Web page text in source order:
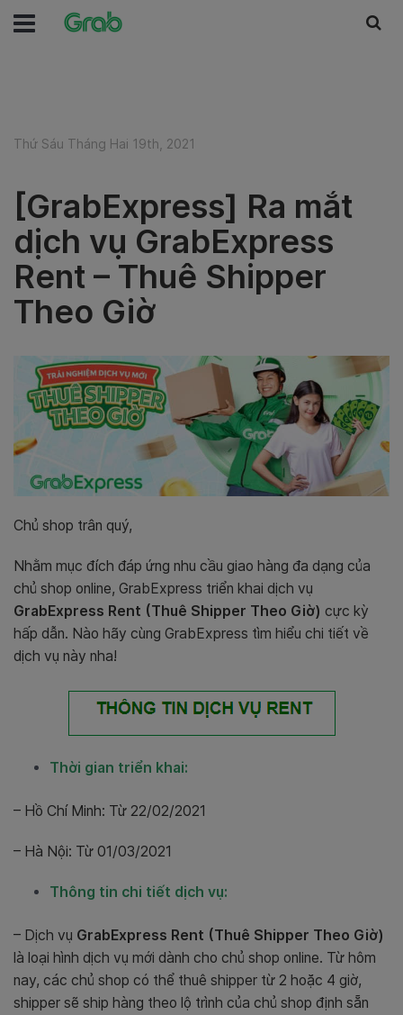
Thứ Sáu Tháng Hai 19th, 2021
[GrabExpress] Ra mắt
dịch vụ GrabExpress
Rent – Thuê Shipper
Theo Giờ
Chủ shop trân quý,
Nhằm mục đích đáp ứng nhu cầu giao hàng đa dạng của
chủ shop online, GrabExpress triển khai dịch vụ
GrabExpress Rent (Thuê Shipper Theo Giờ) cực kỳ
hấp dẫn. Nào hãy cùng GrabExpress tìm hiểu chi tiết về
dịch vụ này nha!
Thời gian triển khai:
– Hồ Chí Minh: Từ 22/02/2021
– Hà Nội: Từ 01/03/2021
Thông tin chi tiết dịch vụ:
– Dịch vụ GrabExpress Rent (Thuê Shipper Theo Giờ)
là loại hình dịch vụ mới dành cho chủ shop online. Từ hôm
nay, các chủ shop có thể thuê shipper từ 2 hoặc 4 giờ,
shipper sẽ ship hàng theo lộ trình của chủ shop định sẵn